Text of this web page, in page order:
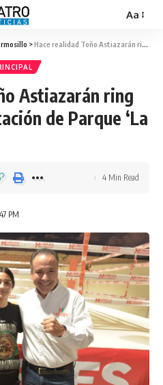
Aa
>Hace realidad Toño Astiazarán ring de box y rehabilitación de Parque ‘La Madriguera’
Astiazarán ring
de Parque ‘La
PM
4 Min Read